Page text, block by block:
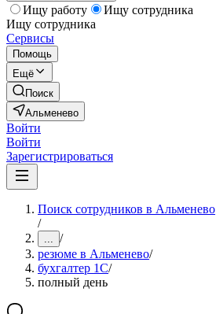
Ищу работу
Ищу сотрудника
Ищу сотрудника
Сервисы
Помощь
Ещё
Поиск
Альменево
Войти
Войти
Зарегистрироваться
Поиск сотрудников в Альменево
/
... /
резюме в Альменево/
бухгалтер 1C/
полный день